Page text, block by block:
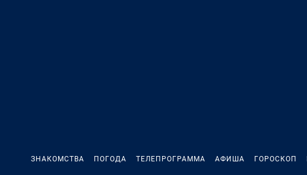
ЗНАКОМСТВА ПОГОДА ТЕЛЕПРОГРАММА АФИША ГОРОСКОП